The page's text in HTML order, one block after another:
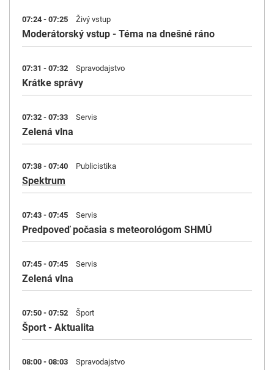
07:24 - 07:25 Živý vstup
Moderátorský vstup - Téma na dnešné ráno
07:31 - 07:32 Spravodajstvo
Krátke správy
07:32 - 07:33 Servis
Zelená vlna
07:38 - 07:40 Publicistika
Spektrum
07:43 - 07:45 Servis
Predpoveď počasia s meteorológom SHMÚ
07:45 - 07:45 Servis
Zelená vlna
07:50 - 07:52 Šport
Šport - Aktualita
08:00 - 08:03 Spravodajstvo